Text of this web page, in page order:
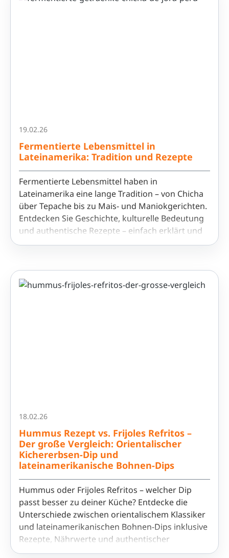
19.02.26
Fermentierte Lebensmittel in
Lateinamerika: Tradition und Rezepte
Fermentierte Lebensmittel haben in
Lateinamerika eine lange Tradition – von Chicha
über Tepache bis zu Mais- und Maniokgerichten.
Entdecken Sie Geschichte, kulturelle Bedeutung
und authentische Rezepte – einfach erklärt und
praxisnah.
18.02.26
Hummus Rezept vs. Frijoles Refritos –
Der große Vergleich: Orientalischer
Kichererbsen-Dip und
lateinamerikanische Bohnen-Dips
Hummus oder Frijoles Refritos – welcher Dip
passt besser zu deiner Küche? Entdecke die
Unterschiede zwischen orientalischem Klassiker
und lateinamerikanischen Bohnen-Dips inklusive
Rezepte, Nährwerte und authentischer
Verwendung.